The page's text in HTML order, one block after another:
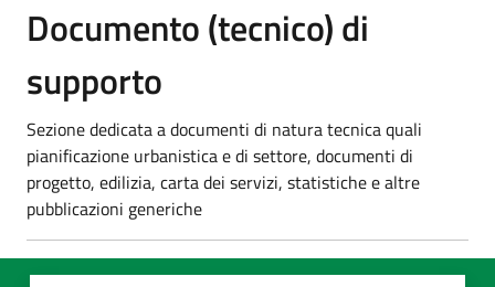
Documento (tecnico) di
supporto
Sezione dedicata a documenti di natura tecnica quali
pianificazione urbanistica e di settore, documenti di
progetto, edilizia, carta dei servizi, statistiche e altre
pubblicazioni generiche